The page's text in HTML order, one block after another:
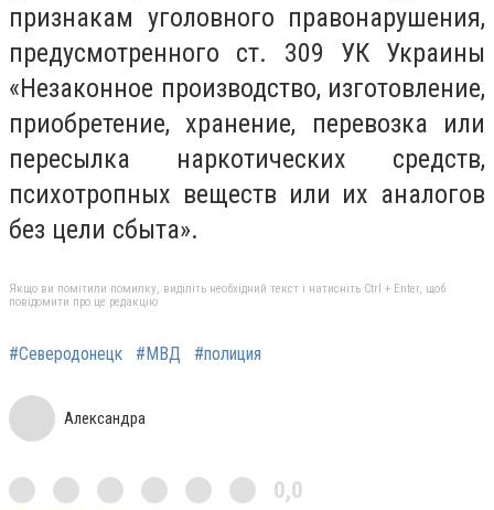
признакам уголовного правонарушения,
предусмотренного ст. 309 УК Украины
«Незаконное производство, изготовление,
приобретение, хранение, перевозка или
пересылка наркотических средств,
психотропных веществ или их аналогов
без цели сбыта».
Якщо ви помітили помилку, виділіть необхідний текст і натисніть Ctrl + Enter, щоб
повідомити про це редакцію
#Северодонецк #МВД #полиция
Александра
0,0